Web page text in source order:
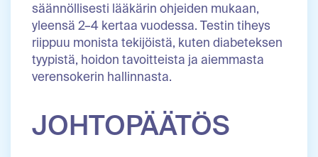
säännöllisesti lääkärin ohjeiden mukaan,
yleensä 2–4 kertaa vuodessa. Testin tiheys
riippuu monista tekijöistä, kuten diabeteksen
tyypistä, hoidon tavoitteista ja aiemmasta
verensokerin hallinnasta.
JOHTOPÄÄTÖS